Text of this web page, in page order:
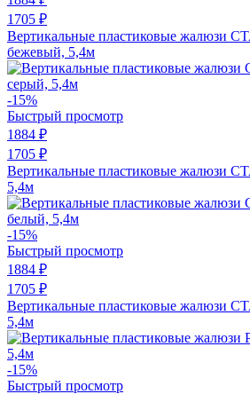
1705 ₽
Вертикальные пластиковые жалюзи
бежевый, 5,4м
-15%
Быстрый просмотр
1884 ₽
1705 ₽
Вертикальные пластиковые жалюзи
5,4м
-15%
Быстрый просмотр
1884 ₽
1705 ₽
Вертикальные пластиковые жалюзи
5,4м
-15%
Быстрый просмотр